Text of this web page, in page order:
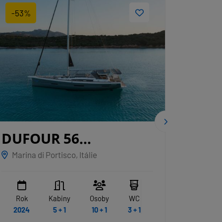
-53%
DUFOUR 56
EXCLUSIVE ALBUS
Marina di Portisco, Itálie
Rok
2024
Kabiny
5 + 1
Osoby
10 + 1
WC
3 + 1